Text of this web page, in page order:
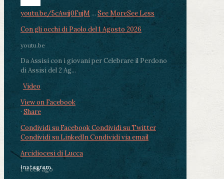
youtu.be/5cAwjj0FujM ... See MoreSee Less
Con gli occhi di Paolo del 1 Agosto 2026
youtu.be
Da Assisi con i giovani per Celebrare il Perdono
di Assisi del 2 Ag...
Video
View on Facebook
· Share
Condividi su FacebookCondividi su Twitter
Condividi su LinkedInCondividi via email
Arcidiocesi di Lucca
1 week ago
Instagram